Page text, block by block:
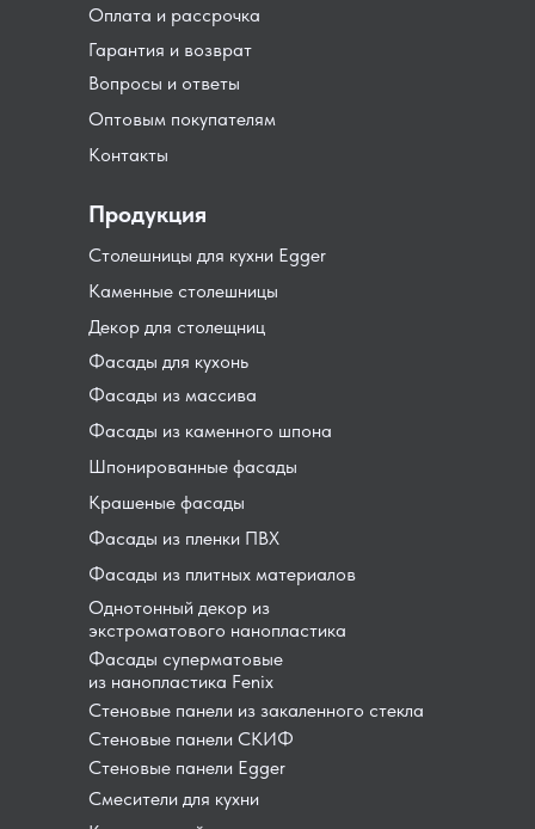
Стеновые панели из закаленного стекла
Гарантия и возврат
Оплата и рассрочка
Оптовым покупателям
Контакты
Вопросы и ответы
Фасады для кухонь
Каменные столешницы
Столешницы для кухни Egger
Декор для столещниц
Шпонированные фасады
Фасады из массива
Фасады из каменного шпона
Крашеные фасады
Фасады из пленки ПВХ
Фасады из плитных материалов
Однотонный декор из
экстроматового нанопластика
Фасады суперматовые
из нанопластика Fenix
Стеновые панели СКИФ
Стеновые панели Egger
Продукция
Смесители для кухни